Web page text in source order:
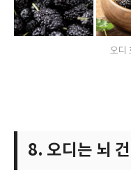
오디
8. 오디는 뇌